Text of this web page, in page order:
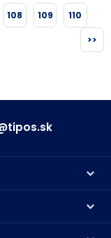
108 109 110
>>